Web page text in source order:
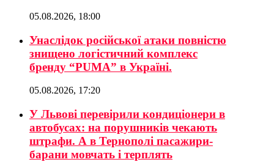
05.08.2026, 18:00
Унаслідок російської атаки повністю
знищено логістичний комплекс
бренду “PUMA” в Україні.
05.08.2026, 17:20
У Львові перевірили кондиціонери в
автобусах: на порушників чекають
штрафи. А в Тернополі пасажири-
барани мовчать і терплять